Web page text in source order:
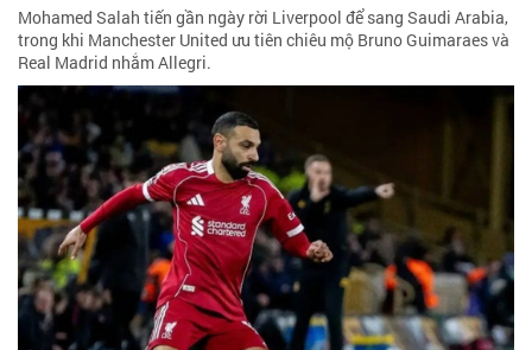
Mohamed Salah tiến gần ngày rời Liverpool để sang Saudi Arabia,
trong khi Manchester United ưu tiên chiêu mộ Bruno Guimaraes và
Real Madrid nhắm Allegri.